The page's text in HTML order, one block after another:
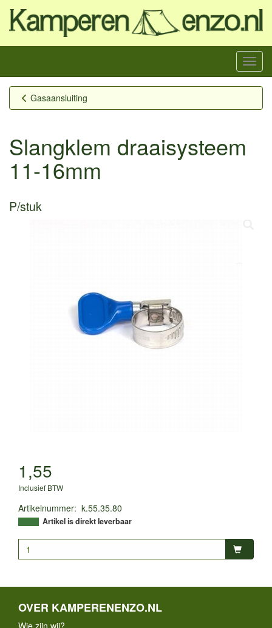
Menu
Gasaansluiting
Slangklem draaisysteem
11-16mm
P/stuk
1,55
Inclusief BTW
Artikelnummer: k.55.35.80
Artikel is direkt leverbaar
OVER KAMPERENENZO.NL
Wie zijn wij?